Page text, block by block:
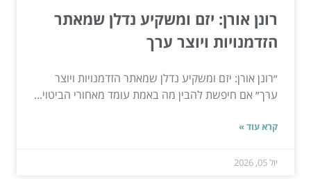
רונן אורן: יזם ומשקיע נדלן שמאתר
הזדמנויות ויוצר ערך
״רונן אורן: יזם ומשקיע נדלן שמאתר הזדמנויות ויוצר
ערך״ אם חיפשת להבין מה באמת עומד מאחורי הביטוי...
קרא עוד »
יול 05, 2026